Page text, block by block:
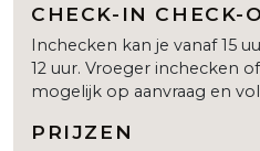
CHECK-IN CHECK-
Inchecken kan je vanaf 15
12 uur. Vroeger inchecken
mogelijk op aanvraag en
PRIJZEN